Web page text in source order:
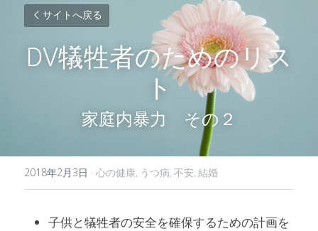
サイトへ戻る
DV犠牲者のためのリス
ト
家庭内暴力　その２
2018年2月3日 · 心の健康, うつ病, 不安, 結婚
子供と犠牲者の安全を確保するための計画を